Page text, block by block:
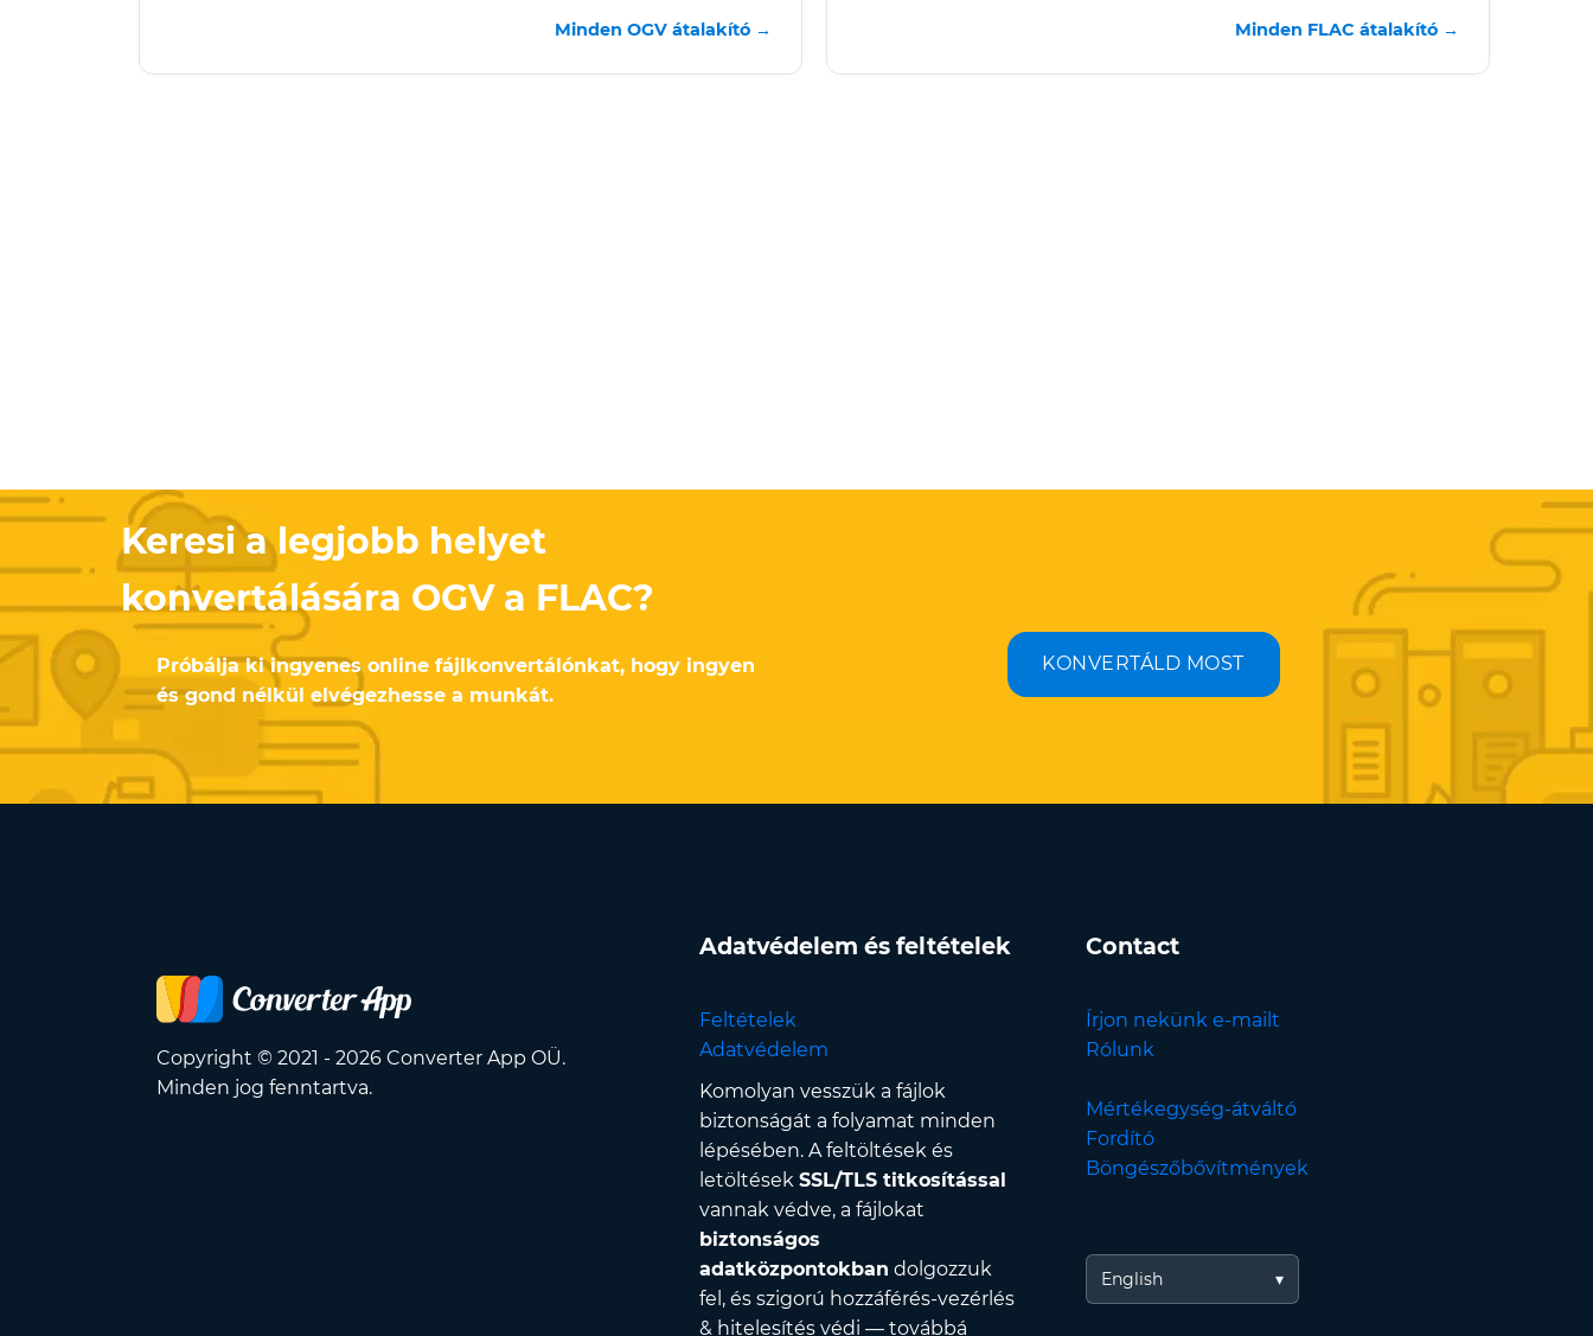
Minden OGV átalakító → Minden FLAC átalakító →
Keresi a legjobb helyet
konvertálására OGV a FLAC?
Próbálja ki ingyenes online fájlkonvertálónkat, hogy ingyen
és gond nélkül elvégezhesse a munkát.
KONVERTÁLD MOST
Copyright © 2021 - 2026 Converter App OÜ.
Minden jog fenntartva.
Adatvédelem és feltételek
Feltételek
Adatvédelem
Komolyan vesszük a fájlok
biztonságát a folyamat minden
lépésében. A feltöltések és
letöltések SSL/TLS titkosítással
vannak védve, a fájlokat
biztonságos
adatközpontokban dolgozzuk
fel, és szigorú hozzáférés-vezérlés
& hitelesítés védi — továbbá
Contact
Írjon nekünk e-mailt
Rólunk
Mértékegység-átváltó
Fordító
Böngészőbővítmények
English